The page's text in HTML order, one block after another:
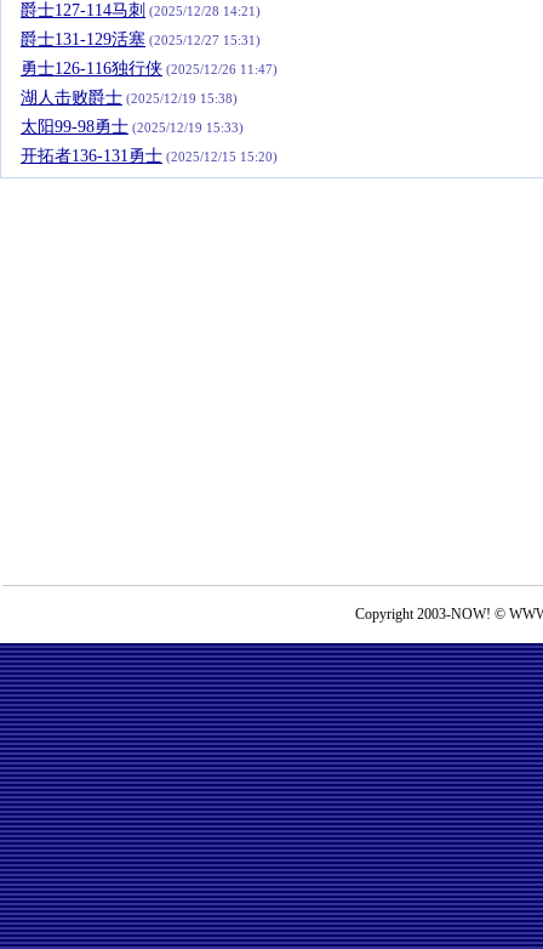
爵士127-114马刺 (2025/12/28 14:21)
爵士131-129活塞 (2025/12/27 15:31)
勇士126-116独行侠 (2025/12/26 11:47)
湖人击败爵士 (2025/12/19 15:38)
太阳99-98勇士 (2025/12/19 15:33)
开拓者136-131勇士 (2025/12/15 15:20)
Copyright 2003-NOW! ©